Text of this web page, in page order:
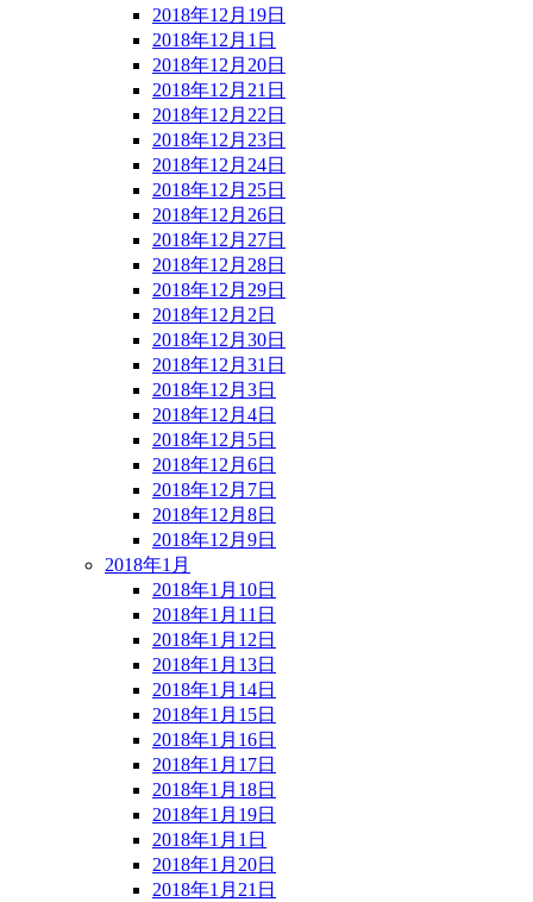
2018年12月19日
2018年12月1日
2018年12月20日
2018年12月21日
2018年12月22日
2018年12月23日
2018年12月24日
2018年12月25日
2018年12月26日
2018年12月27日
2018年12月28日
2018年12月29日
2018年12月2日
2018年12月30日
2018年12月31日
2018年12月3日
2018年12月4日
2018年12月5日
2018年12月6日
2018年12月7日
2018年12月8日
2018年12月9日
2018年1月
2018年1月10日
2018年1月11日
2018年1月12日
2018年1月13日
2018年1月14日
2018年1月15日
2018年1月16日
2018年1月17日
2018年1月18日
2018年1月19日
2018年1月1日
2018年1月20日
2018年1月21日